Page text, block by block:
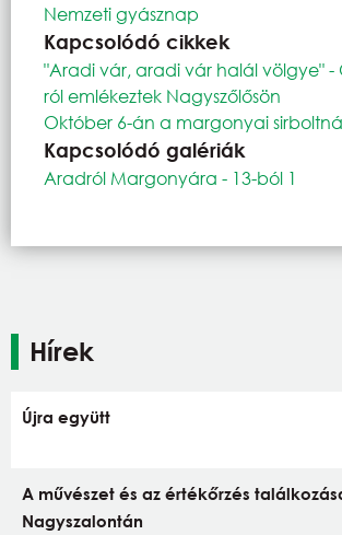
Nemzeti gyásznap
Kapcsolódó cikkek
"Aradi vár, aradi vár halál völgye" -
ról emlékeztek Nagyszőlősön
Október 6-án a margonyai
Kapcsolódó galériák
Aradról Margonyára - 13-ból 1
Hírek
Újra együtt
A művészet és az értékőrzés
Nagyszalontán